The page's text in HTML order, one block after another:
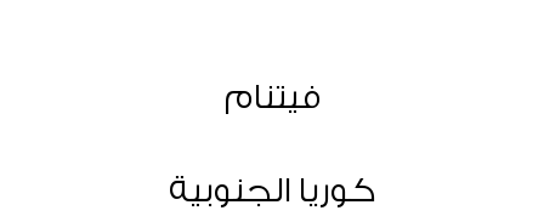
فيتنام
كوريا الجنوبية